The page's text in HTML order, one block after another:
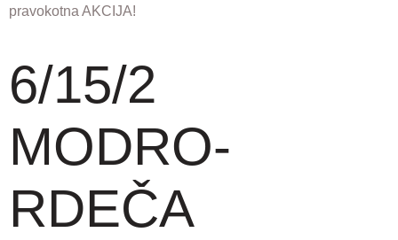
pravokotna AKCIJA!
6/15/2
MODRO-
RDEČA